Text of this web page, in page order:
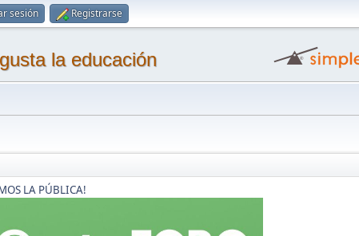
sesión Registrarse
la educación
LA PÚBLICA!